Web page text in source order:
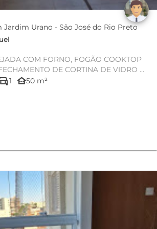
Apartamento em Jardim Urano - São José do Rio Preto
COM FORNO, FOGÃO COOKTOP
DE CORTINA DE VIDRO E
* SALA PARA 02...
1 other_houses50 m²